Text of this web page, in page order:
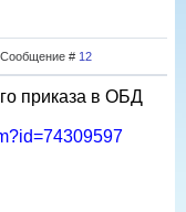
# 12
приказа в ОБД